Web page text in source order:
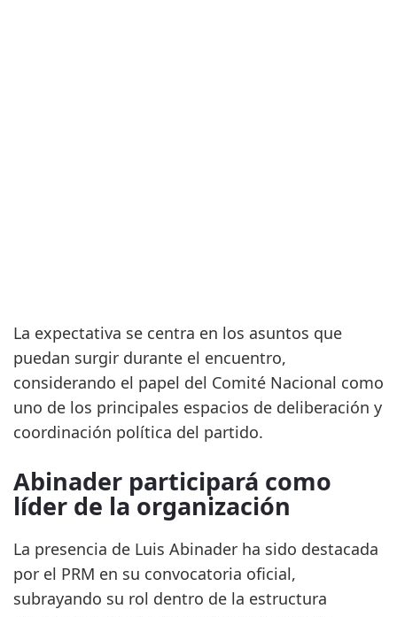
La expectativa se centra en los asuntos que
puedan surgir durante el encuentro,
considerando el papel del Comité Nacional como
uno de los principales espacios de deliberación y
coordinación política del partido.
Abinader participará como
líder de la organización
La presencia de Luis Abinader ha sido destacada
por el PRM en su convocatoria oficial,
subrayando su rol dentro de la estructura